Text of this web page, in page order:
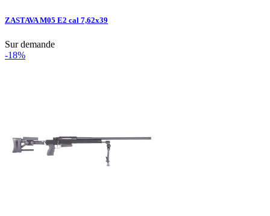
ZASTAVA M05 E2 cal 7,62x39
Sur demande
-18%